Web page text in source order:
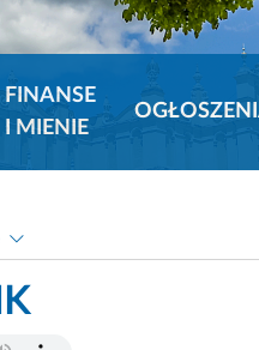
FINANSE
I MIENIE